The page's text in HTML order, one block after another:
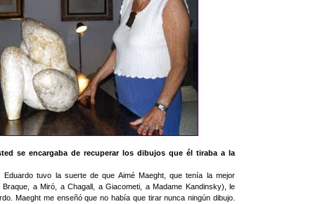
se encargaba de recuperar los dibujos que él tiraba a la
Eduardo tuvo la suerte de que Aimé Maeght, que tenía la mejor
a Miró, a Chagall, a Giacometi, a Madame Kandinsky), le
Maeght me enseñó que no había que tirar nunca ningún dibujo.